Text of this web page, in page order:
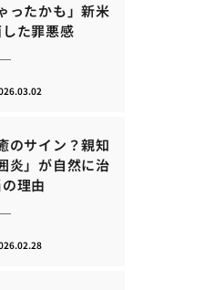
ったかも」新米
た罪悪感
のサイン？親知
炎」が自然に治
理由